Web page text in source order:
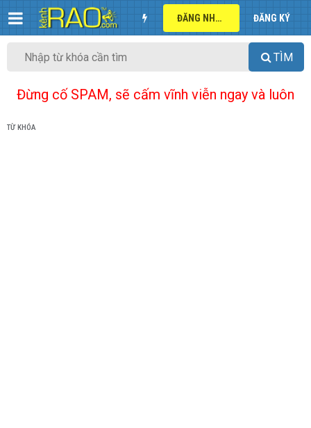
ĐĂNG NHẬP ĐĂNG KÝ
TÌM
Đừng cố SPAM, sẽ cấm vĩnh viễn ngay và luôn
TỪ KHÓA